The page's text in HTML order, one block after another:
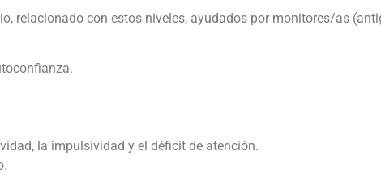
relacionado con estos niveles, ayudados por monitores/as
la impulsividad y el déficit de atención.